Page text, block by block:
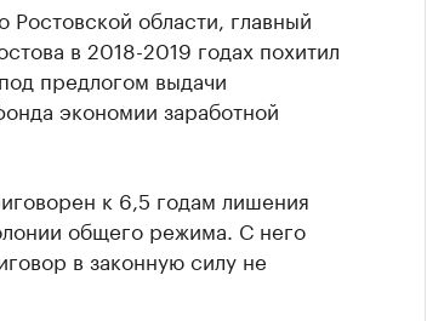
области, главный
в 2018-2019 годах похитил
предлогом выдачи
экономии заработной
к 6,5 годам лишения
общего режима. С него
в законную силу не